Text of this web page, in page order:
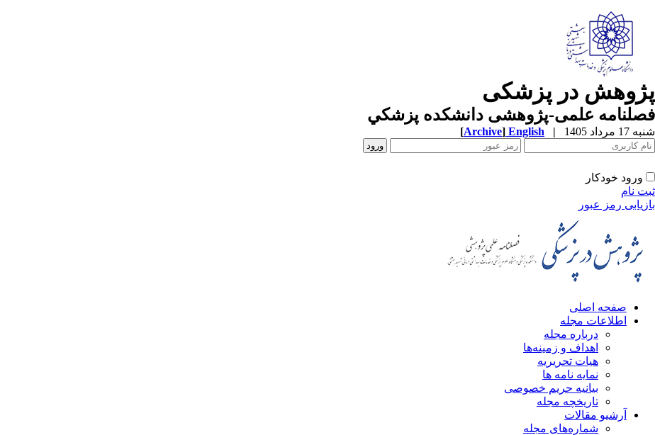
پژوهش در پزشکی
فصلنامه علمی-پژوهشی دانشکده پزشکي
شنبه 17 مرداد 1405 |
English
[Archive]
ورود خودکار
ثبت نام
بازیابی رمز عبور
صفحه اصلی
اطلاعات مجله
درباره مجله
اهداف و زمینه‌ها
هیات تحریریه
نمایه نامه ها
بیانیه حریم خصوصی
تاریخچه مجله
آرشیو مقالات
شماره‌های مجله